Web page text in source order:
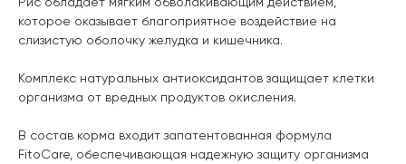
которое оказывает благоприятное воздействие на
слизистую оболочку желудка и кишечника.
Комплекс натуральных антиоксидантов защищает клетки
организма от вредных продуктов окисления.
В состав корма входит запатентованная формула
FitoCare, обеспечивающая надежную защиту организма